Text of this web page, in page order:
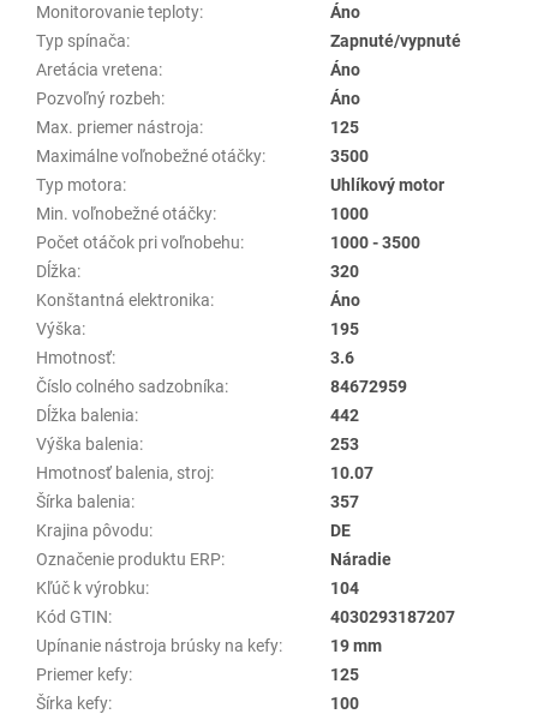
Monitorovanie teploty:
Áno
Typ spínača:
Zapnuté/vypnuté
Aretácia vretena:
Áno
Pozvoľný rozbeh:
Áno
Max. priemer nástroja:
125
Maximálne voľnobežné otáčky:
3500
Typ motora:
Uhlíkový motor
Min. voľnobežné otáčky:
1000
Počet otáčok pri voľnobehu:
1000 - 3500
Dĺžka:
320
Konštantná elektronika:
Áno
Výška:
195
Hmotnosť:
3.6
Číslo colného sadzobníka:
84672959
Dĺžka balenia:
442
Výška balenia:
253
Hmotnosť balenia, stroj:
10.07
Šírka balenia:
357
Krajina pôvodu:
DE
Označenie produktu ERP:
Náradie
Kľúč k výrobku:
104
Kód GTIN:
4030293187207
Upínanie nástroja brúsky na kefy:
19 mm
Priemer kefy:
125
Šírka kefy:
100